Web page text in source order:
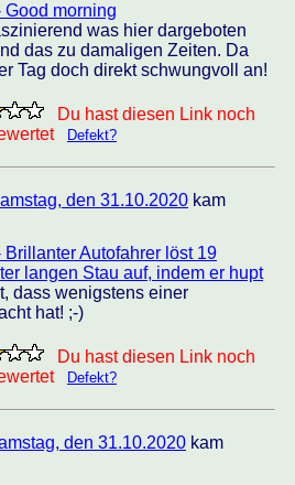
Good morning
was hier dargeboten
das zu damaligen Zeiten. Da
Tag doch direkt schwungvoll an!
Du hast diesen Link noch
Defekt?
den 31.10.2020 kam
Brillanter Autofahrer löst 19
langen Stau auf, indem er hupt
dass wenigstens einer
hat! ;-)
Du hast diesen Link noch
Defekt?
den 31.10.2020 kam